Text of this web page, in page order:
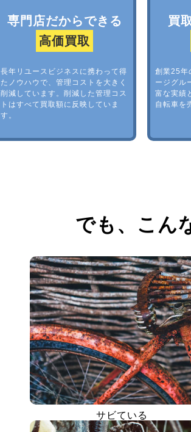
専門店だからできる
高価買取
長年リユースビジネスに携わって得
たノウハウで、管理コストを大きく
削減しています。削減した管理コス
トはすべて買取額に反映していま
す。
買
創業25年
ージグル
富な実績
自転車を
でも、 こん
サビている